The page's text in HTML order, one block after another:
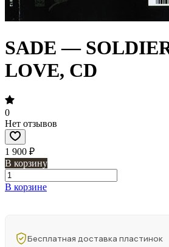
SADE —
LOVE, CD
0
Нет отзывов
1 900 ₽
В корзину
В корзине
Бесплатная доставка пластинок